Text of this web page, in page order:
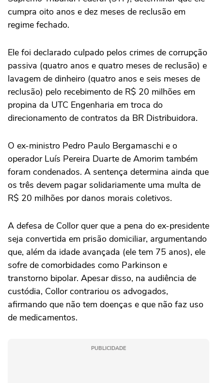
cumpra oito anos e dez meses de reclusão em
regime fechado.
Ele foi declarado culpado pelos crimes de corrupção
passiva (quatro anos e quatro meses de reclusão) e
lavagem de dinheiro (quatro anos e seis meses de
reclusão) pelo recebimento de R$ 20 milhões em
propina da UTC Engenharia em troca do
direcionamento de contratos da BR Distribuidora.
O ex-ministro Pedro Paulo Bergamaschi e o
operador Luís Pereira Duarte de Amorim também
foram condenados. A sentença determina ainda que
os três devem pagar solidariamente uma multa de
R$ 20 milhões por danos morais coletivos.
A defesa de Collor quer que a pena do ex-presidente
seja convertida em prisão domiciliar, argumentando
que, além da idade avançada (ele tem 75 anos), ele
sofre de comorbidades como Parkinson e
transtorno bipolar. Apesar disso, na audiência de
custódia, Collor contrariou os advogados,
afirmando que não tem doenças e que não faz uso
de medicamentos.
PUBLICIDADE